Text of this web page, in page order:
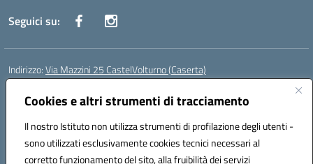
Cookies e altri strumenti di tracciamento
Il nostro Istituto non utilizza strumenti di profilazione degli utenti -
sono utilizzati esclusivamente cookies tecnici necessari al
corretto funzionamento del sito, alla fruibilità dei servizi
Seguici su:
Indirizzo:Via Mazzini 25 CastelVolturno (Caserta)
Centralino:
Posta elettronica certificata (PEC):ceis014005@pec.istruzione.it
Codice fiscale: 93063510619
Codice meccanografico:CEIS014005
Codice Indice delle Pubbliche Amministrazioni (IPA): istsc_ceis014005